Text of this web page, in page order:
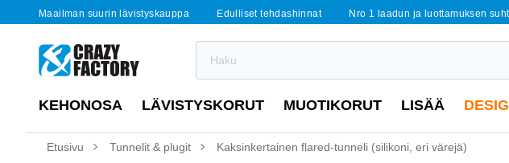
Maailman suurin lävistyskauppa Edulliset tehdashinnat Nro 1 laadun ja luottamuksen
KEHONOSA LÄVISTYSKORUT MUOTIKORUT LISÄÄ
Etusivu Tunnelit & plugit Kaksinkertainen flared-tunneli (silikoni, eri värejä)